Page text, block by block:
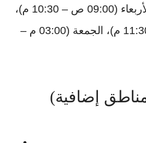
⏰ المواعيد: السبت – الأربعاء (09:00 ص – 10:30 م)،
الخميس (09:00 ص – 11:30 م)، الجمعة (03:00 م –
إضافية)